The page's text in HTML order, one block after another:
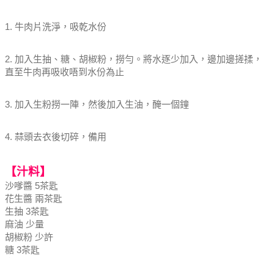
1. 牛肉片洗淨，吸乾水份
2. 加入生抽、糖、胡椒粉，撈勻。將水逐少加入，邊加邊搓揉，
直至牛肉再吸收唔到水份為止
3. 加入生粉撈一陣，然後加入生油，醃一個鐘
4. 蒜頭去衣後切碎，備用
【汁料】
沙嗲醬 5茶匙
花生醬 兩茶匙
生抽 3茶匙
麻油 少量
胡椒粉 少許
糖 3茶匙